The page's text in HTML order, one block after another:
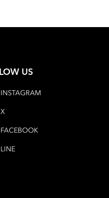
US
INSTAGRAM
X
FACEBOOK
LINE